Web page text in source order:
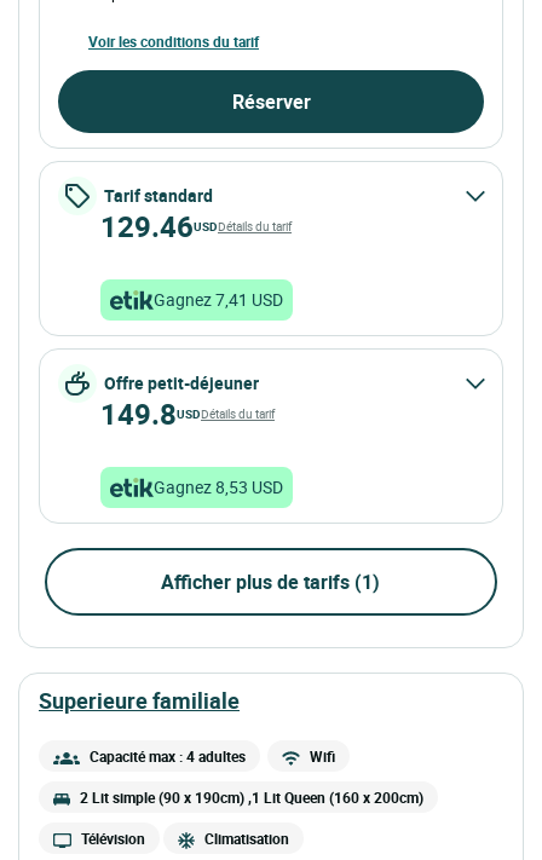
Voir les conditions du tarif
Réserver
Tarif standard
129.46USDDétails du tarif
Gagnez 7,41 USD
Offre petit-déjeuner
149.8USDDétails du tarif
Gagnez 8,53 USD
Afficher plus de tarifs (1)
superieure familiale
Capacité max : 4 adultes Wifi
2 Lit simple (90 x 190cm) ,1 Lit Queen (160 x 200cm)
Télévision Climatisation